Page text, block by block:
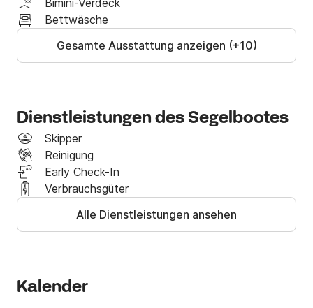
☀️ Außenkomfort:
Elektrische Ankerwinde
Sprayhood
Optionen
✔ Bettwäsche: 30€ / Kabine (Bettlaken, Decke,
Kissen + Bezüge)
✔ Außenbordmotor für Beiboot: 50 €
✔ Obligatorisches Reinigungspaket für den
Innenbereich: 115 €
Bimini-Verdeck
Bettwäsche
Gesamte Ausstattung anzeigen (+10)
Dienstleistungen des Segelbootes
Skipper
Reinigung
Early Check-In
Verbrauchsgüter
Alle Dienstleistungen ansehen
Kalender